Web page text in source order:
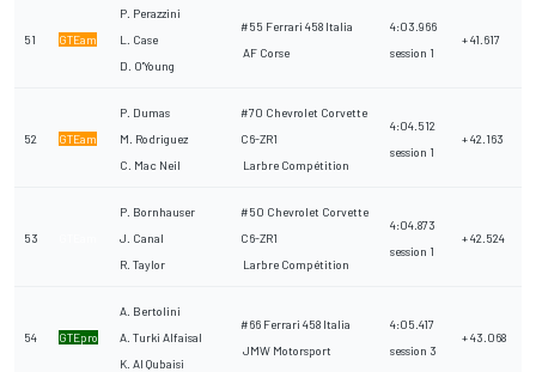
51 GTEam
P. Perazzini
L. Case
D. O'Young
#55 Ferrari 458 Italia
AF Corse
4:03.966
session 1
+ 41.617
52 GTEam
P. Dumas
M. Rodriguez
C. Mac Neil
#70 Chevrolet Corvette
C6-ZR1
Larbre Compétition
4:04.512
session 1
+ 42.163
53
P. Bornhauser
J. Canal
R. Taylor
#50 Chevrolet Corvette
C6-ZR1
Larbre Compétition
4:04.873
session 1
+ 42.524
54 GTEpro
A. Bertolini
A. Turki Alfaisal
K. Al Qubaisi
#66 Ferrari 458 Italia
JMW Motorsport
4:05.417
session 3
+ 43.068